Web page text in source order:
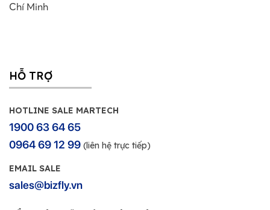
Chí Minh
HỖ TRỢ
HOTLINE SALE MARTECH
1900 63 64 65
0964 69 12 99 (liên hệ trực tiếp)
EMAIL SALE
sales@bizfly.vn